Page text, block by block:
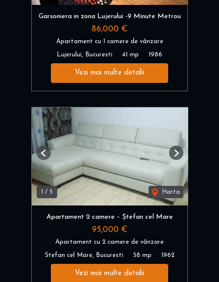
Garsoniera in zona Lujerului -9 Minute Metrou
86,000 €
Apartament cu 1 camere de vânzare
Lujerului, Bucuresti 41 mp 1986
Vezi mai multe detalii
1 / 5 Harta
Previous Next
Apartament 2 camere – Ștefan cel Mare
95,000 €
Apartament cu 2 camere de vânzare
Stefan cel Mare, Bucuresti 58 mp 1962
Vezi mai multe detalii